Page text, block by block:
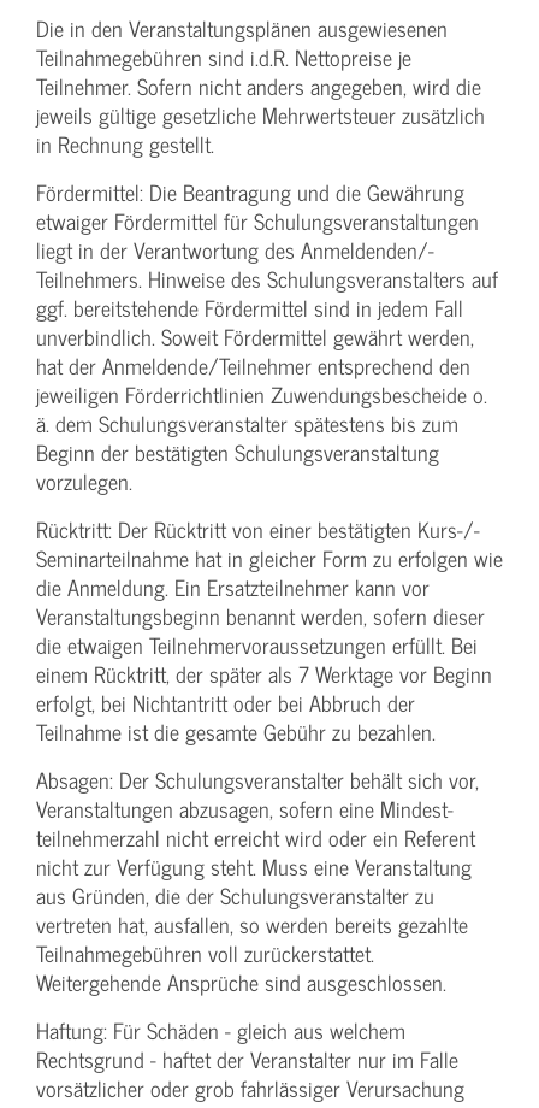
Die in den Veranstaltungsplänen ausgewiesenen
Teilnahmegebühren sind i.d.R. Nettopreise je
Teilnehmer. Sofern nicht anders angegeben, wird die
jeweils gültige gesetzliche Mehrwertsteuer zusätzlich
in Rechnung gestellt.
Fördermittel: Die Beantragung und die Gewährung
etwaiger Fördermittel für Schulungs­veranstaltungen
liegt in der Verantwortung des Anmeldenden/­
Teilnehmers. Hinweise des Schulungs­veranstalters auf
ggf. bereitstehende Fördermittel sind in jedem Fall
unverbindlich. Soweit Fördermittel gewährt werden,
hat der Anmeldende/­Teilnehmer entsprechend den
jeweiligen Förderrichtlinien Zuwendungs­bescheide o.
ä. dem Schulungs­veranstalter spätestens bis zum
Beginn der bestätigten Schulungs­veranstaltung
vorzulegen.
Rücktritt: Der Rücktritt von einer bestätigten Kurs-/­
Seminarteilnahme hat in gleicher Form zu erfolgen wie
die Anmeldung. Ein Ersatzteilnehmer kann vor
Veranstaltungs­beginn benannt werden, sofern dieser
die etwaigen Teilnehmer­voraussetzungen erfüllt. Bei
einem Rücktritt, der später als 7 Werktage vor Beginn
erfolgt, bei Nichtantritt oder bei Abbruch der
Teilnahme ist die gesamte Gebühr zu bezahlen.
Absagen: Der Schulungs­veranstalter behält sich vor,
Veranstaltungen abzusagen, sofern eine Mindest­
teilnehmerzahl nicht erreicht wird oder ein Referent
nicht zur Verfügung steht. Muss eine Veranstaltung
aus Gründen, die der Schulungs­veranstalter zu
vertreten hat, ausfallen, so werden bereits gezahlte
Teilnahme­gebühren voll zurückerstattet.
Weitergehende Ansprüche sind ausgeschlossen.
Haftung: Für Schäden - gleich aus welchem
Rechtsgrund - haftet der Veranstalter nur im Falle
vorsätzlicher oder grob fahrlässiger Verursachung